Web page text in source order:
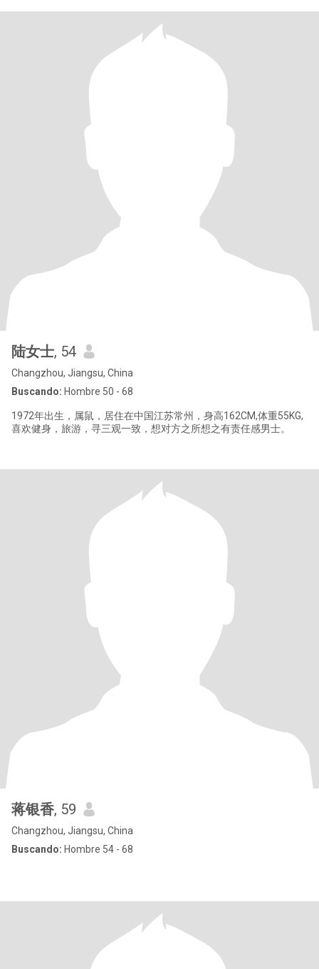
陆女士, 54
Changzhou, Jiangsu, China
Buscando: Hombre 50 - 68
1972年出生，属鼠，居住在中国江苏常州，身高162CM,体重55KG,
喜欢健身，旅游，寻三观一致，想对方之所想之有责任感男士。
蒋银香, 59
Changzhou, Jiangsu, China
Buscando: Hombre 54 - 68